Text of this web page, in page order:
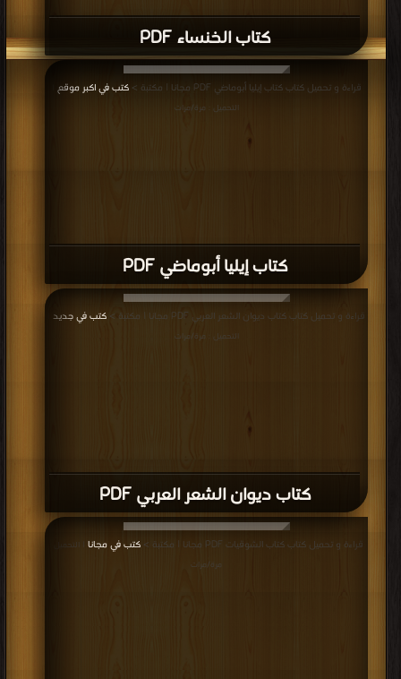
كتاب الخنساء PDF
كتاب إيليا أبوماضي PDF
قراءة و تحميل كتاب كتاب إيليا أبوماضي PDF مجانا | مكتبة > كتب في اكبر موقع
التحميل : مرة/مرات
كتاب ديوان الشعر العربي PDF
قراءة و تحميل كتاب كتاب ديوان الشعر العربي PDF مجانا | مكتبة > كتب في جديد
التحميل : مرة/مرات
قراءة و تحميل كتاب كتاب الشوقيات PDF مجانا | مكتبة > كتب في مجانا | التحميل :
مرة/مرات